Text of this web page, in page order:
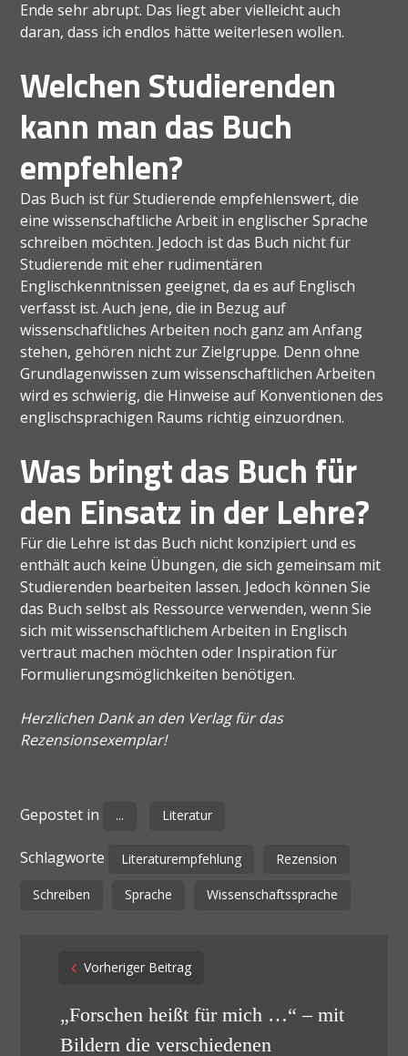
Ende sehr abrupt. Das liegt aber vielleicht auch
daran, dass ich endlos hätte weiterlesen wollen.
Welchen Studierenden
kann man das Buch
empfehlen?
Das Buch ist für Studierende empfehlenswert, die
eine wissenschaftliche Arbeit in englischer Sprache
schreiben möchten. Jedoch ist das Buch nicht für
Studierende mit eher rudimentären
Englischkenntnissen geeignet, da es auf Englisch
verfasst ist. Auch jene, die in Bezug auf
wissenschaftliches Arbeiten noch ganz am Anfang
stehen, gehören nicht zur Zielgruppe. Denn ohne
Grundlagenwissen zum wissenschaftlichen Arbeiten
wird es schwierig, die Hinweise auf Konventionen des
englischsprachigen Raums richtig einzuordnen.
Was bringt das Buch für
den Einsatz in der Lehre?
Für die Lehre ist das Buch nicht konzipiert und es
enthält auch keine Übungen, die sich gemeinsam mit
Studierenden bearbeiten lassen. Jedoch können Sie
das Buch selbst als Ressource verwenden, wenn Sie
sich mit wissenschaftlichem Arbeiten in Englisch
vertraut machen möchten oder Inspiration für
Formulierungsmöglichkeiten benötigen.
Herzlichen Dank an den Verlag für das
Rezensionsexemplar!
Gepostet in ... Literatur
Schlagworte Literaturempfehlung Rezension
Schreiben Sprache Wissenschaftssprache
Post
navigation
Vorheriger Beitrag
„Forschen heißt für mich …“ – mit
Bildern die verschiedenen